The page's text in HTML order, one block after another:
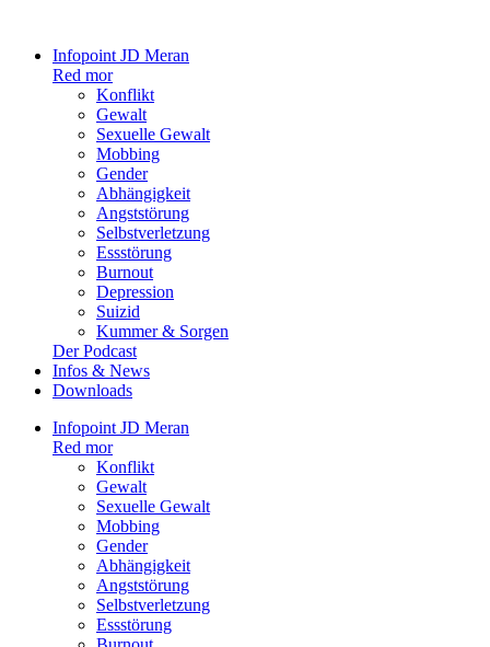
Infopoint JD Meran
Red mor
Konflikt
Gewalt
Sexuelle Gewalt
Mobbing
Gender
Abhängigkeit
Angststörung
Selbstverletzung
Essstörung
Burnout
Depression
Suizid
Kummer & Sorgen
Der Podcast
Infos & News
Downloads
Infopoint JD Meran
Red mor
Konflikt
Gewalt
Sexuelle Gewalt
Mobbing
Gender
Abhängigkeit
Angststörung
Selbstverletzung
Essstörung